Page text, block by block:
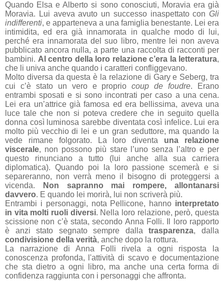
Quando Elsa e Alberto si sono conosciuti, Moravia era già
Moravia. Lui aveva avuto un successo inaspettato con Gli
indifferenti, e apparteneva a una famiglia benestante. Lei era
intimidita, ed era già innamorata in qualche modo di lui,
perché era innamorata del suo libro, mentre lei non aveva
pubblicato ancora nulla, a parte una raccolta di racconti per
bambini. Al centro della loro relazione c’era la letteratura,
che li univa anche quando i caratteri confliggevano.
Molto diversa da questa è la relazione di Gary e Seberg, tra
cui c’è stato un vero e propriocoup de foudre. Erano
entrambi sposati e si sono incontrati per caso a una cena.
Lei era un’attrice già famosa ed era bellissima, aveva una
luce tale che non si poteva credere che in seguito quella
donna così luminosa sarebbe diventata così infelice. Lui era
molto più vecchio di lei e un gran seduttore, ma quando la
vede rimane folgorato. La loro diventa una relazione
viscerale, non possono più stare l’uno senza l’altro e per
questo rinunciano a tutto (lui anche alla sua carriera
diplomatica). Quando poi la loro passione scemerà e si
separeranno, non verrà meno il bisogno di proteggersi a
vicenda.
Non sapranno mai rompere, allontanarsi
davvero. E quando lei morirà, lui non scriverà più.
Entrambi i personaggi, nota Pellicone, hanno interpretato
in vita molti ruoli diversi. Nella loro relazione, però, questa
scissione non c’è stata, secondo Anna Folli. Il loro rapporto
è anzi stato segnato sempre dallatrasparenza, dalla
condivisione della verità, anche dopo la rottura.
La narrazione di Anna Folli rivela a ogni risposta la
conoscenza profonda, l'attività di scavo e documentazione
che sta dietro a ogni libro, ma anche una certa forma di
confidenza raggiunta con i personaggi che affronta.